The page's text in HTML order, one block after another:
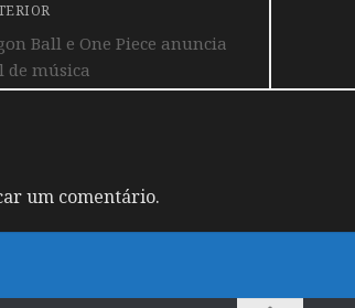
Ball e One Piece anuncia
música
um comentário.